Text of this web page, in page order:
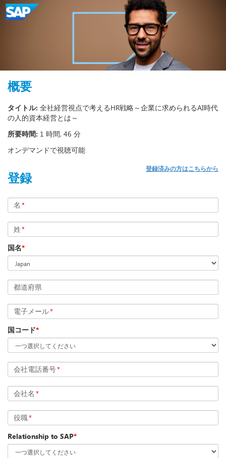
概要
タイトル: 全社経営視点で考えるHR戦略～企業に求められるAI時代
の人的資本経営とは～
所要時間: 1 時間, 46 分
オンデマンドで視聴可能
登録
登録済みの方はこちらから
名 *
姓*
国名*
都道府県
電子メール*
国コード*
会社電話番号*
会社名 *
役職*
Relationship to SAP*